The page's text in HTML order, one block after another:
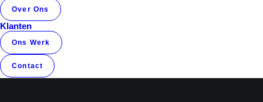
Over Ons
Klanten
Ons Werk
Contact